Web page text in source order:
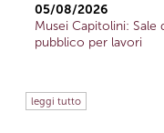
05/08/2026
Musei Capitolini:
pubblico per lavori
leggi tutto